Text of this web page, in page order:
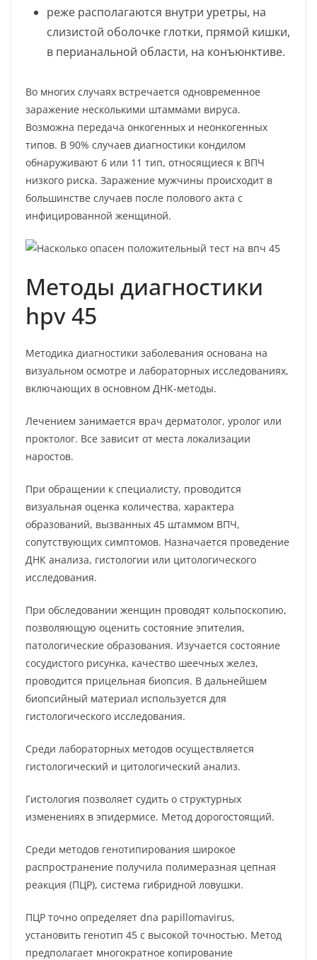
реже располагаются внутри уретры, на
слизистой оболочке глотки, прямой кишки,
в перианальной области, на конъюнктиве.
Во многих случаях встречается одновременное
заражение несколькими штаммами вируса.
Возможна передача онкогенных и неонкогенных
типов. В 90% случаев диагностики кондилом
обнаруживают 6 или 11 тип, относящиеся к ВПЧ
низкого риска. Заражение мужчины происходит в
большинстве случаев после полового акта с
инфицированной женщиной.
Методы диагностики
hpv 45
Методика диагностики заболевания основана на
визуальном осмотре и лабораторных исследованиях,
включающих в основном ДНК-методы.
Лечением занимается врач дерматолог, уролог или
проктолог. Все зависит от места локализации
наростов.
При обращении к специалисту, проводится
визуальная оценка количества, характера
образований, вызванных 45 штаммом ВПЧ,
сопутствующих симптомов. Назначается проведение
ДНК анализа, гистологии или цитологического
исследования.
При обследовании женщин проводят кольпоскопию,
позволяющую оценить состояние эпителия,
патологические образования. Изучается состояние
сосудистого рисунка, качество шеечных желез,
проводится прицельная биопсия. В дальнейшем
биопсийный материал используется для
гистологического исследования.
Среди лабораторных методов осуществляется
гистологический и цитологический анализ.
Гистология позволяет судить о структурных
изменениях в эпидермисе. Метод дорогостоящий.
Среди методов генотипирования широкое
распространение получила полимеразная цепная
реакция (ПЦР), система гибридной ловушки.
ПЦР точно определяет dna papillomavirus,
установить генотип 45 с высокой точностью. Метод
предполагает многократное копирование